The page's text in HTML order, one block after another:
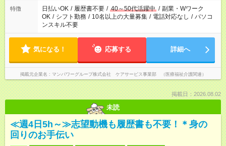
業はご案内が難しい場合があります
特徴 日払いOK / 履歴書不要 / 40～50代活躍中 / 副業・Wワーク
OK / シフト勤務 / 10名以上の大量募集 / 電話対応なし / パソコ
ンスキル不要
気になる！ 応募する 詳細へ
掲載元企業名 マンパワーグループ株式会社 ケアサービス事業部 （医療福祉介護関連）
掲載日：2026.08.02
未読
≪週4日5h～≫志望動機も履歴書も不要！＊身の
回りのお手伝い